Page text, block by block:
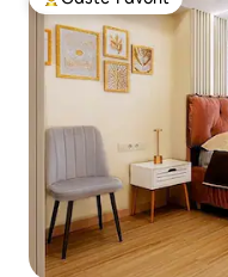
Beliebter Gäste-Favorit.